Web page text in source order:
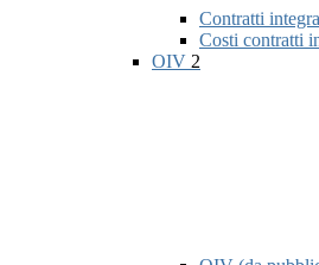
Contratti
Costi contratti
OIV 2